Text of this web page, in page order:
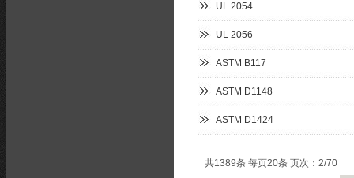
UL 2054
UL 2056
ASTM B117
ASTM D1148
ASTM D1424
共1389条 每页20条 页次：2/70